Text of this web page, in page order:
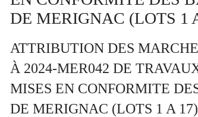
DE MERIGNAC (LOTS 1
ATTRIBUTION DES
À 2024-MER042 DE
MISES EN CONFORMITE
DE MERIGNAC (LOTS 1 A 17)